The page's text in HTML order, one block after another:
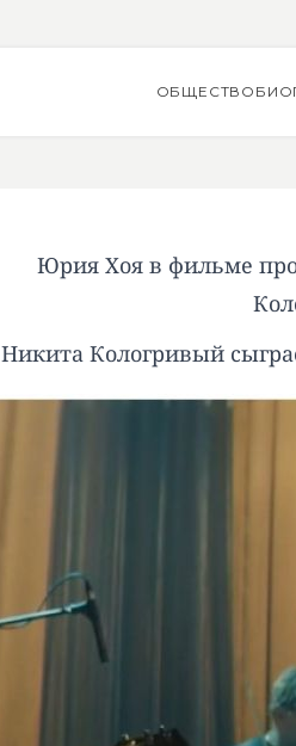
ОБЩЕСТВО
Юрия Хоя в фильме про
Никита Кологривый